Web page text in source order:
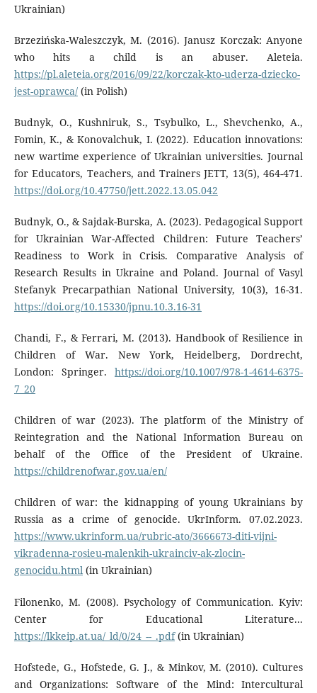
Ukrainian)
Brzezińska-Waleszczyk, M. (2016). Janusz Korczak: Anyone
who hits a child is an abuser. Aleteia.
https://pl.aleteia.org/2016/09/22/korczak-kto-uderza-dziecko-
jest-oprawca/(in Polish)
Budnyk, O., Kushniruk, S., Tsybulko, L., Shevchenko, A.,
Fomin, K., & Konovalchuk, I. (2022). Education innovations:
new wartime experience of Ukrainian universities. Journal
for Educators, Teachers, and Trainers JETT, 13(5), 464-471.
https://doi.org/10.47750/jett.2022.13.05.042
Budnyk, O., & Sajdak-Burska, A. (2023). Pedagogical Support
for Ukrainian War-Affected Children: Future Teachers’
Readiness to Work in Crisis. Comparative Analysis of
Research Results in Ukraine and Poland. Journal of Vasyl
Stefanyk Precarpathian National University, 10(3), 16-31.
https://doi.org/10.15330/jpnu.10.3.16-31
Chandi, F., & Ferrari, M. (2013). Handbook of Resilience in
Children of War. New York, Heidelberg, Dordrecht,
London: Springer.https://doi.org/10.1007/978-1-4614-6375-
7_20
Children of war (2023). The platform of the Ministry of
Reintegration and the National Information Bureau on
behalf of the Office of the President of Ukraine.
https://childrenofwar.gov.ua/en/
Children of war: the kidnapping of young Ukrainians by
Russia as a crime of genocide. UkrInform. 07.02.2023.
https://www.ukrinform.ua/rubric-ato/3666673-diti-vijni-
vikradenna-rosieu-malenkih-ukrainciv-ak-zlocin-
genocidu.html(in Ukrainian)
Filonenko, М. (2008). Psychology of Communication. Kyiv:
Center for Educational Literature...
https://lkkeip.at.ua/_ld/0/24_--_.pdf(in Ukrainian)
Hofstede, G., Hofstede, G. J., & Minkov, M. (2010). Cultures
and Organizations: Software of the Mind: Intercultural